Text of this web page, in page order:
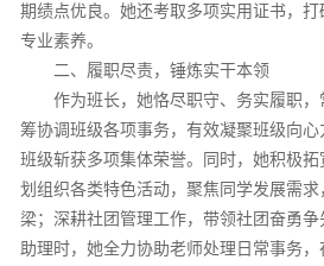
期绩点优良。她还考取多项实用证书，
专业素养。
二、履职尽责，锤炼实干本领
作为班长，她恪尽职守、务实履职
筹协调班级各项事务，有效凝聚班级向
班级斩获多项集体荣誉。同时，她积极
划组织各类特色活动，聚焦同学发展需
梁；深耕社团管理工作，带领社团奋勇
助理时，她全力协助老师处理日常事务